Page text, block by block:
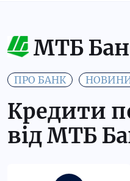
МТБ
ПРО БАНК
Кредити
від МТБ